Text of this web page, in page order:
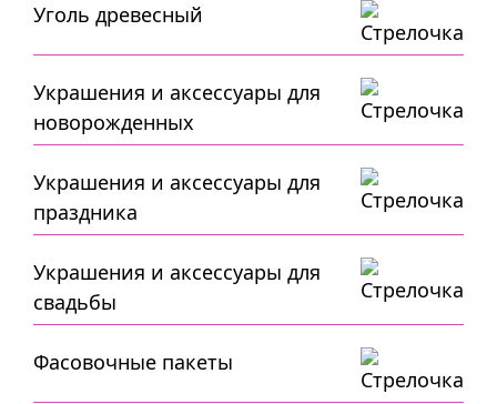
Уголь древесный
Украшения и аксессуары для
новорожденных
Украшения и аксессуары для
праздника
Украшения и аксессуары для
свадьбы
Фасовочные пакеты